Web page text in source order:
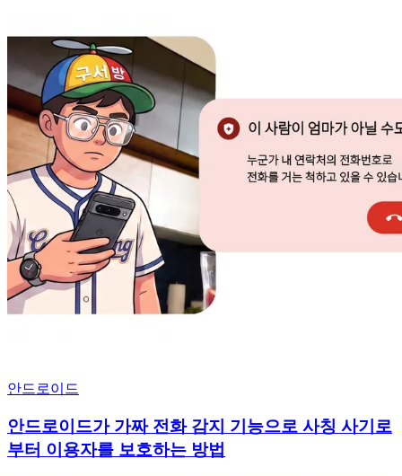
안드로이드
안드로이드가 가짜 전화 감지 기능으로 사칭 사기로
부터 이용자를 보호하는 방법